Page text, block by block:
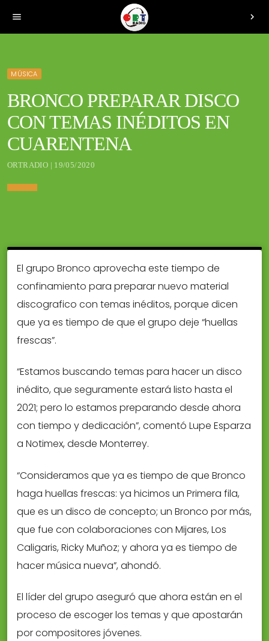
menu chevron_right
MÚSICA
BRONCO PREPARAR DISCO
CON TEMAS INÉDITOS EN
CUARENTENA
ORTRADIO | 19/05/2020
El grupo Bronco aprovecha este tiempo de
confinamiento para preparar nuevo material
discografico con temas inéditos, porque dicen
que ya es tiempo de que el grupo deje “huellas
frescas”.
“Estamos buscando temas para hacer un disco
inédito, que seguramente estará listo hasta el
2021; pero lo estamos preparando desde ahora
con tiempo y dedicación”, comentó Lupe Esparza
a Notimex, desde Monterrey.
“Consideramos que ya es tiempo de que Bronco
haga huellas frescas: ya hicimos un Primera fila,
que es un disco de concepto; un Bronco por más,
que fue con colaboraciones con Mijares, Los
Caligaris, Ricky Muñoz; y ahora ya es tiempo de
hacer música nueva”, ahondó.
El líder del grupo aseguró que ahora están en el
proceso de escoger los temas y que apostarán
por compositores jóvenes.